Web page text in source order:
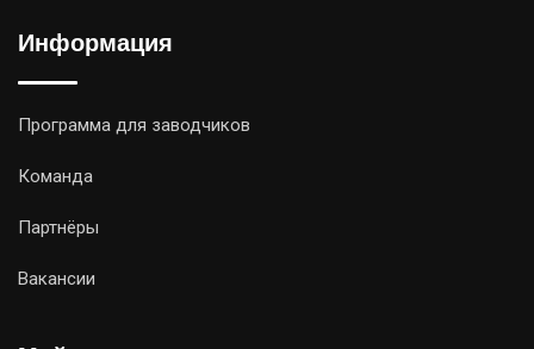
Информация
Программа для заводчиков
Команда
Партнёры
Вакансии